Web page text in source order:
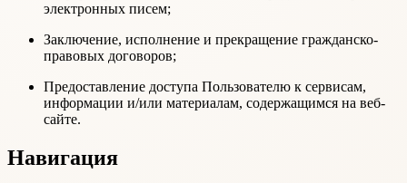
электронных писем;
Заключение, исполнение и прекращение гражданско-
правовых договоров;
Предоставление доступа Пользователю к сервисам,
информации и/или материалам, содержащимся на веб-
сайте.
Навигация